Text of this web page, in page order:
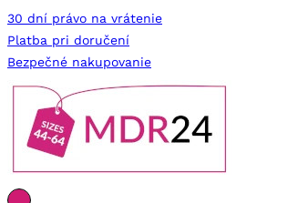
30 dní právo na vrátenie
Platba pri doručení
Bezpečné nakupovanie